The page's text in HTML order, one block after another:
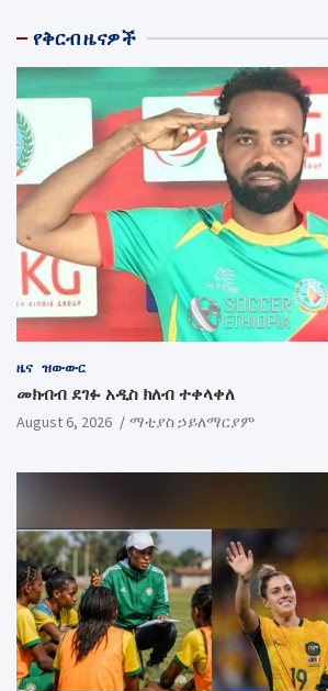
የቅርብ ዜናዎች
ዜና ዝውውር
መክብብ ደገፉ አዲስ ክለብ ተቀላቀለ
August 6, 2026 ማቲያስ ኃይለማርያም